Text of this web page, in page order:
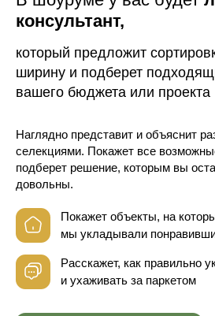
консультант,
который предложит
ширину и подберет
вашего бюджета или проекта
Наглядно представит и объяснит
селекциями. Покажет все
подберет решение, которым вы
довольны.
Покажет объекты, на
мы укладывали
Расскажет, как правильно
и ухаживать за паркетом